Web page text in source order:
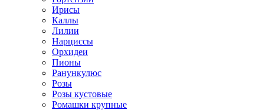
Ирисы
Каллы
Лилии
Нарциссы
Орхидеи
Пионы
Ранункулюс
Розы
Розы кустовые
Ромашки крупные